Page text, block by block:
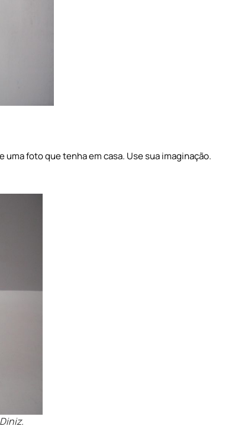
foto que tenha em casa. Use sua imaginação.